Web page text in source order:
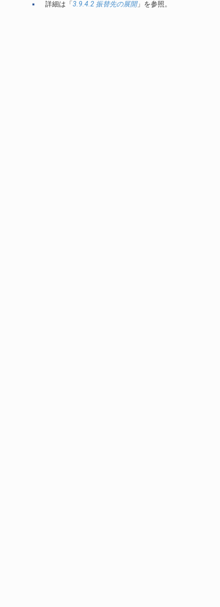
詳細は「3.9.4.2 振替先の展開」を参照。